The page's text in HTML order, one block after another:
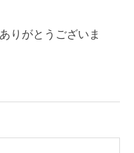
りがとうございま